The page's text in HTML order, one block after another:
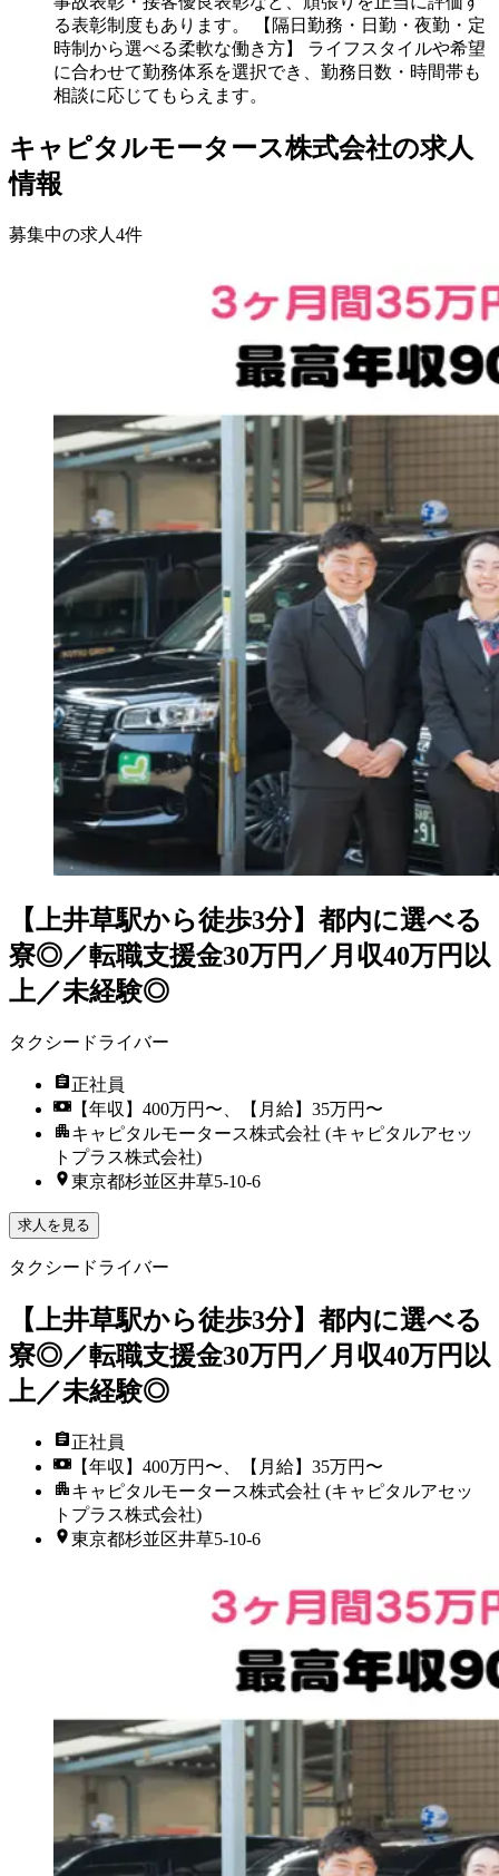
る表彰制度もあります。 【隔日勤務・日勤・夜勤・定
時制から選べる柔軟な働き方】 ライフスタイルや希望
に合わせて勤務体系を選択でき、勤務日数・時間帯も
相談に応じてもらえます。
キャピタルモータース株式会社の求人
情報
募集中の求人 4件
【上井草駅から徒歩3分】都内に選べる
寮◎／転職支援金30万円／月収40万円以
上／未経験◎
タクシードライバー
正社員
【年収】400万円〜、【月給】35万円〜
キャピタルモータース株式会社 (キャピタルアセッ
トプラス株式会社)
東京都杉並区井草5-10-6
求人を見る
タクシードライバー
【上井草駅から徒歩3分】都内に選べる
寮◎／転職支援金30万円／月収40万円以
上／未経験◎
正社員
【年収】400万円〜、【月給】35万円〜
キャピタルモータース株式会社 (キャピタルアセッ
トプラス株式会社)
東京都杉並区井草5-10-6